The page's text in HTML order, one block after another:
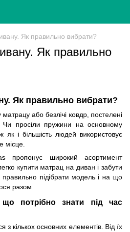
Як правильно вибрати?
Як правильно
Як правильно вибрати?
або безлічі ковдр, постелені
просіли пружини на основному
і більшість людей використовує
місце.
пропонує широкий асортимент
купити матрац на диван і забути
правильно підібрати модель і на що
разом.
потрібно знати під час
з кількох основних елементів. Від їх